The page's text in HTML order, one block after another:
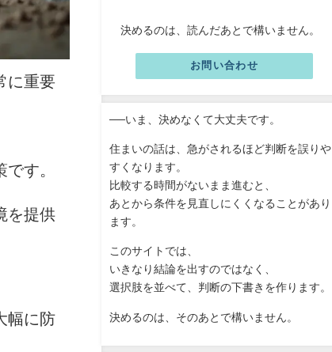
に重要
す。
を提供
幅に防
決めるのは、読んだあとで構いません。
お問い合わせ
──いま、決めなくて大丈夫です。
住まいの話は、急がされるほど判断を誤りや
すくなります。
比較する時間がないまま進むと、
あとから条件を見直しにくくなることがあり
ます。
このサイトでは、
いきなり結論を出すのではなく、
選択肢を並べて、判断の下書きを作ります。
決めるのは、そのあとで構いません。